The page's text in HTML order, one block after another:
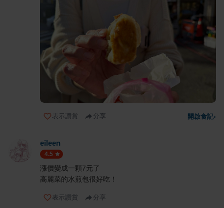
表示讚賞 分享 開啟食記›
eileen
4.5
漲價變成一顆7元了
高麗菜的水煎包很好吃！
表示讚賞 分享